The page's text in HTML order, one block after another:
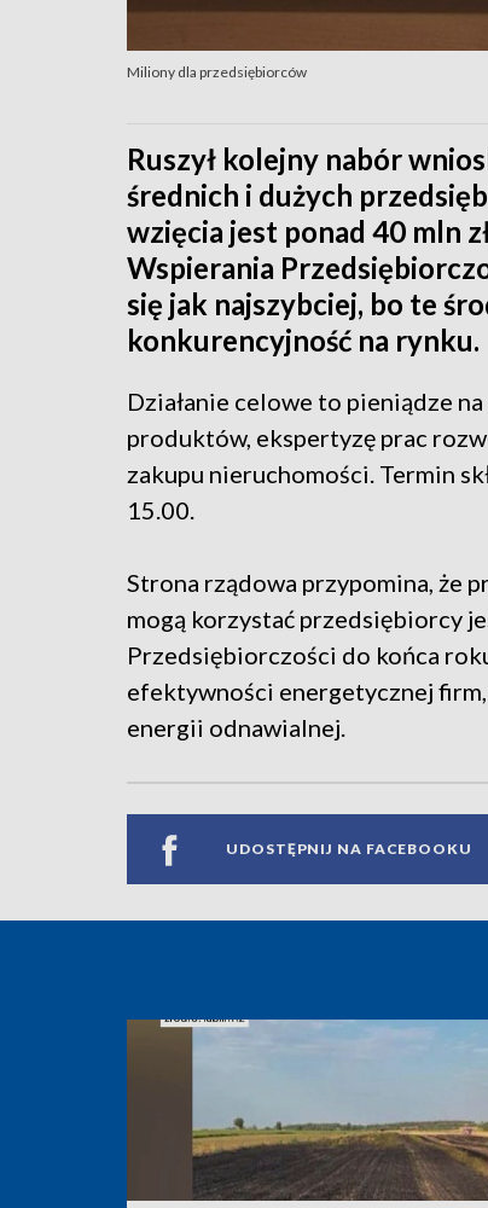
Miliony dla przedsiębiorców
Ruszył kolejny nabór
średnich i dużych
wzięcia jest ponad 40 mln
Wspierania
się jak najszybciej, bo te
konkurencyjność na rynku.
Działanie celowe to pieniądze
produktów, ekspertyzę prac
zakupu nieruchomości. Termin
15.00.
Strona rządowa przypomina, że
mogą korzystać przedsiębiorcy
Przedsiębiorczości do końca
efektywności energetycznej
energii odnawialnej.
UDOSTĘPNIJ NA FACEBOOKU